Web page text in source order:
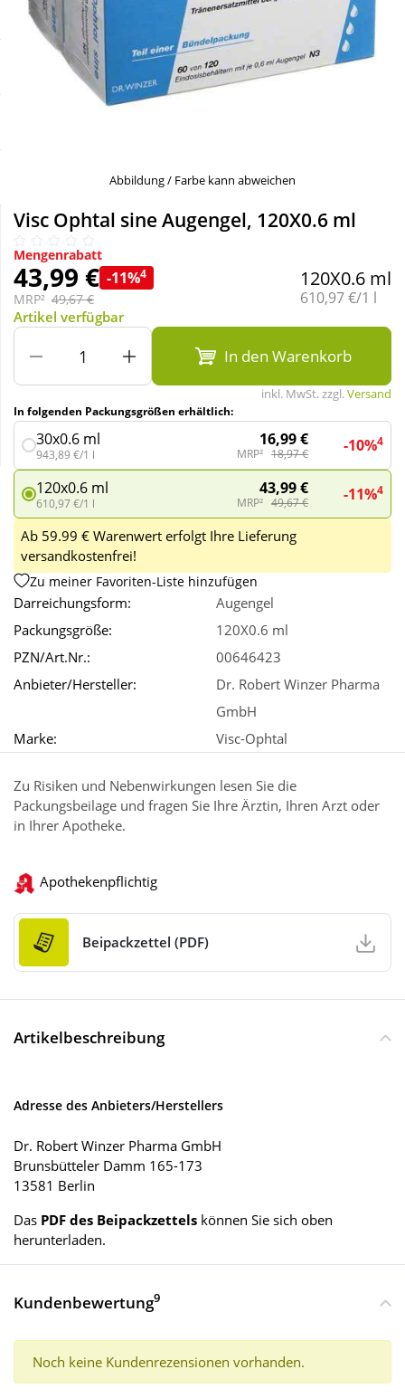
Sale
Schnäppchen
Täglich gut versorgt
Körperpflege & Kosmetik
Liebe & Erotik
Nahrungsergänzung
Natur & Homöopathie
Sanitätshaus
Wellness
Abbildung / Farbe kann abweichen
Visc Ophtal sine Augengel, 120X0.6 ml
Mengenrabatt
43,99 € -11%4
MRP² 49,67 €
120X0.6 ml
Grundpreis:
610,97 €/1 l
Artikel verfügbar
In den Warenkorb
inkl. MwSt. zzgl.Versand
In folgenden Packungsgrößen erhältlich:
30x0.6 ml
943,89 €/1 l
16,99 €
MRP² 18,97 € -10%4
120x0.6 ml
610,97 €/1 l
43,99 €
MRP² 49,67 € -11%4
Ab 59.99 € Warenwert erfolgt Ihre Lieferung
versandkostenfrei!
Zu meiner Favoriten-Liste hinzufügen
Darreichungsform:
Augengel
Packungsgröße:
120X0.6 ml
PZN/Art.Nr.:
00646423
Anbieter/Hersteller:
Dr. Robert Winzer Pharma
GmbH
Marke:
Visc-Ophtal
Zu Risiken und Nebenwirkungen lesen Sie die
Packungsbeilage und fragen Sie Ihre Ärztin, Ihren Arzt oder
in Ihrer Apotheke.
Apothekenpflichtig
Beipackzettel (PDF)
Artikelbeschreibung
Adresse des Anbieters/Herstellers
Dr. Robert Winzer Pharma GmbH
Brunsbütteler Damm 165-173
13581 Berlin
Das PDF des Beipackzettels können Sie sich oben
herunterladen.
Kundenbewertung9
Noch keine Kundenrezensionen vorhanden.